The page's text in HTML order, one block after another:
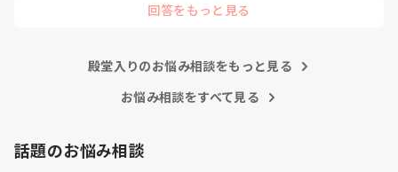
ることがどんどん増えていったと思っています。
朝の情報収集にも時間がかかり、結果、患者のことがわから
の意味があるのか疑問です。
やったことないの！？もう10ヶ月なんだから、未経験なこと
と意見交換を行うべきと思いますよ🎵それに人手が足りないの
の向き合い方になると思いますよ🎵僕は昔の人間なので、昔は
いと思います。昔は患者様、スタッフ全員に目を配れる人が沢
るなら実施してみてはどうでしょうか⁉️そういう事と思います
回答をもっと見る
殿堂入りのお悩み相談をもっと見る
お悩み相談をすべて見る
話題のお悩み相談